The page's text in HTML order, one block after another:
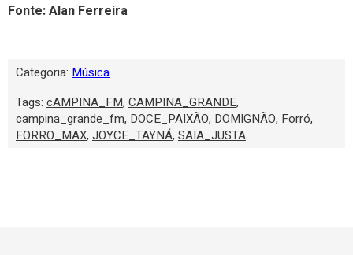
Fonte: Alan Ferreira
Categoria: Música
Tags: cAMPINA_FM, CAMPINA_GRANDE,
campina_grande_fm, DOCE_PAIXÃO, DOMIGNÃO, Forró,
FORRO_MAX, JOYCE_TAYNÁ, SAIA_JUSTA